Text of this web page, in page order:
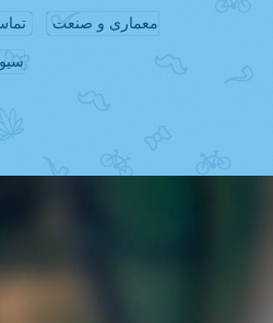
معماری و صنعت